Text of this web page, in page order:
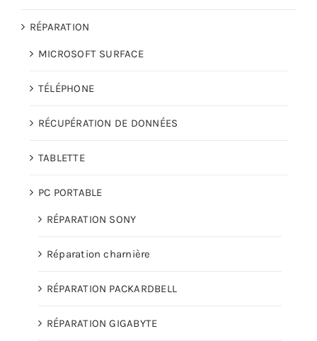
RÉPARATION
MICROSOFT SURFACE
TÉLÉPHONE
RÉCUPÉRATION DE DONNÉES
TABLETTE
PC PORTABLE
RÉPARATION SONY
Réparation charnière
RÉPARATION PACKARDBELL
RÉPARATION GIGABYTE